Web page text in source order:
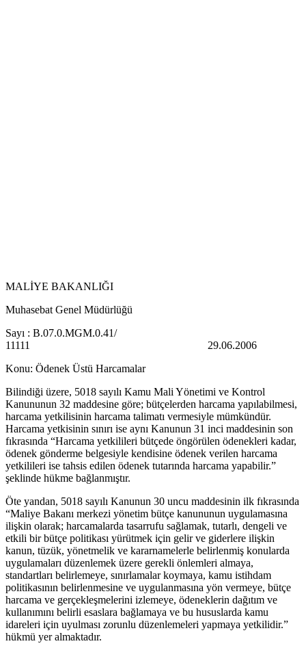
MALİYE BAKANLIĞI
Muhasebat Genel Müdürlüğü
Sayı : B.07.0.MGM.0.41/
11111 29.06.2006
Konu: Ödenek Üstü Harcamalar
Bilindiği üzere, 5018 sayılı Kamu Mali Yönetimi ve Kontrol
Kanununun 32 maddesine göre; bütçelerden harcama yapılabilmesi,
harcama yetkilisinin harcama talimatı vermesiyle mümkündür.
Harcama yetkisinin sınırı ise aynı Kanunun 31 inci maddesinin son
fıkrasında “Harcama yetkilileri bütçede öngörülen ödenekleri kadar,
ödenek gönderme belgesiyle kendisine ödenek verilen harcama
yetkilileri ise tahsis edilen ödenek tutarında harcama yapabilir.”
şeklinde hükme bağlanmıştır.
Öte yandan, 5018 sayılı Kanunun 30 uncu maddesinin ilk fıkrasında
“Maliye Bakanı merkezi yönetim bütçe kanununun uygulamasına
ilişkin olarak; harcamalarda tasarrufu sağlamak, tutarlı, dengeli ve
etkili bir bütçe politikası yürütmek için gelir ve giderlere ilişkin
kanun, tüzük, yönetmelik ve kararnamelerle belirlenmiş konularda
uygulamaları düzenlemek üzere gerekli önlemleri almaya,
standartları belirlemeye, sınırlamalar koymaya, kamu istihdam
politikasının belirlenmesine ve uygulanmasına yön vermeye, bütçe
harcama ve gerçekleşmelerini izlemeye, ödeneklerin dağıtım ve
kullanımını belirli esaslara bağlamaya ve bu hususlarda kamu
idareleri için uyulması zorunlu düzenlemeleri yapmaya yetkilidir.”
hükmü yer almaktadır.